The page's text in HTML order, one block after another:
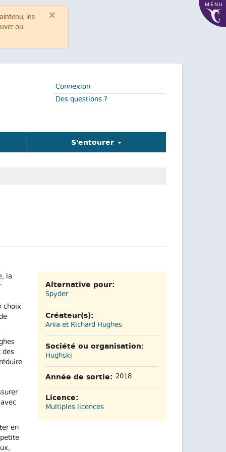
×
les
ou
MENU
Connexion
Des questions ?
S'entourer
la
choix
des
en
Alternative pour:
Spyder
Créateur(s):
Ania et Richard Hughes
Société ou organisation:
Hughski
Année de sortie: 2018
Licence:
Multiples licences